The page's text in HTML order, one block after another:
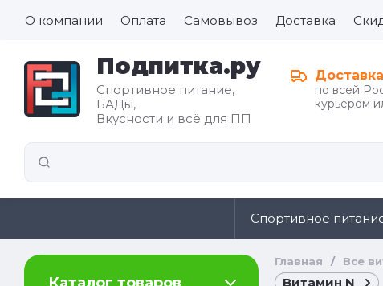
О компании Оплата Самовывоз Доставка
Подпитка.ру
Спортивное питание,
БАДы,
Вкусности и всё для ПП
Доставка
по всей
курьером
Спортивное
Главная / Все
Витамин N
Все для
здорового
питания